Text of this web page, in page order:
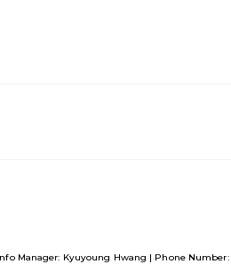
Manager: Kyuyoung Hwang | Phone Number: